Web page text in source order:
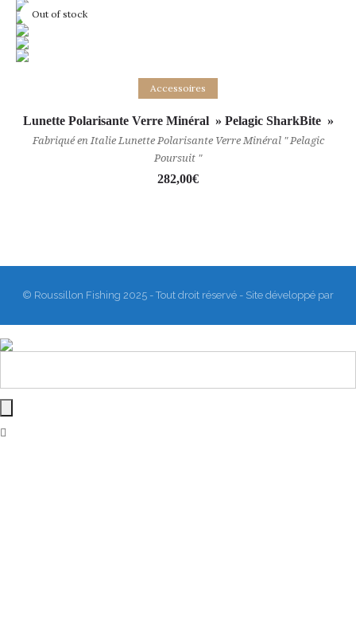
Lire la suite
Out of stock
Accessoires
Lunette Polarisante Verre Minéral » Pelagic SharkBite »
Fabriqué en Italie Lunette Polarisante Verre Minéral " Pelagic
Poursuit "
282,00€
© Roussillon Fishing 2025 - Tout droit réservé - Site développé par
Matthieu Sanogho&Rodmaps